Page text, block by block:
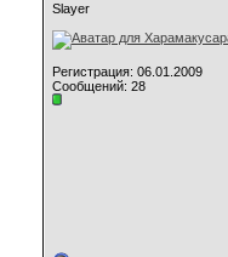
Slayer
Регистрация: 06.01.2009
Сообщений: 28